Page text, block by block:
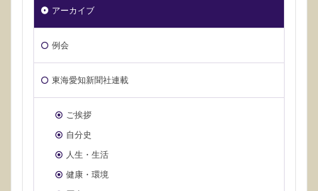
アーカイブ
例会
東海愛知新聞社連載
ご挨拶
自分史
人生・生活
健康・環境